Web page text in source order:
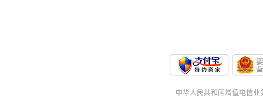
中华人民共和国增值电信